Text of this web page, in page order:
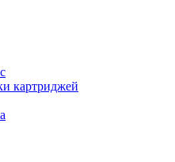
картриджей